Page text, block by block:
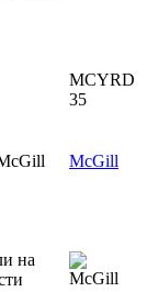
MCYRD
35
McGill
на